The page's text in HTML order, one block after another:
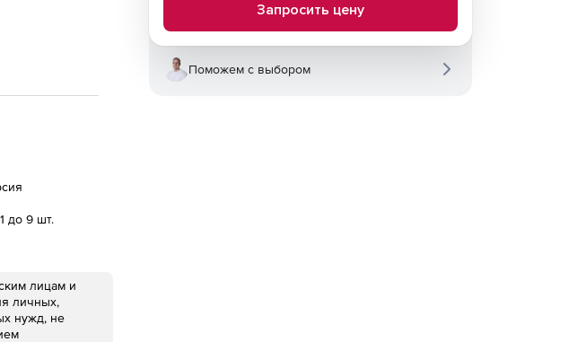
до 9 шт.
лицам и
личных,
нужд, не
Запросить цену
Поможем с выбором